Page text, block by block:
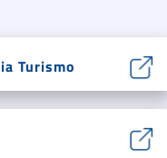
Turismo